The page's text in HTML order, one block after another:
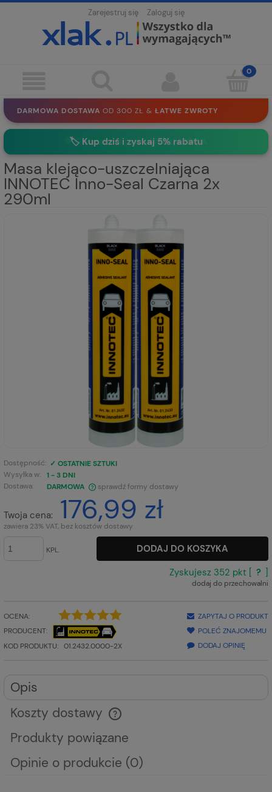
Zarejestruj się Zaloguj się
DARMOWA DOSTAWA OD 300 ZŁ & ŁATWE ZWROTY
100 DNI NA ZWROT BEZ REJESTRACJI
🏷️ Kup dziś i zyskaj 5% rabatu
🛡️ Gwarancja i satysfakcja 100%
Masa klejąco-uszczelniająca
INNOTEC Inno-Seal Czarna 2x
290ml
Dostępność: ✓ OSTATNIE SZTUKI
Wysyłka w:
1 - 3 DNI
Dostawa:
DARMOWA
CENA NIE ZAWIERA EWENTUALNYCH KOSZTÓW PŁATNOŚCI
sprawdź formy dostawy
Twoja cena: 176,99 zł
zawiera 23% VAT, bez kosztów dostawy
KPL.
DODAJ DO KOSZYKA
Zyskujesz 352 pkt [ ?
dodaj do przechowalni
OCENA:
PRODUCENT:
KOD PRODUKTU: 01.2432.0000-2X
ZAPYTAJ O PRODUKT
POLEĆ ZNAJOMEMU
DODAJ OPINIĘ
Opis
Koszty dostawy
Cena nie zawiera ewentualnych kosztów płatności
Produkty powiązane
Opinie o produkcie (0)